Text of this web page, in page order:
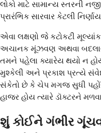
લોકો માટે સામાન્ય સ્તરની
પ્રારંભિક સારવાર કેટલી
એવા લક્ષણો જે કટોકટી
અચાનક મૂંઝવણ અથવા
તમને પહેલા ક્યારેય થયો ન
મુશ્કેલી અને પ્રકાશ પ્રત્યે
સંકેતો છે કે ચેપ મગજ સુધી
હાજર હોય ત્યારે ડૉક્ટરને
શું કોઈને ગંભીર